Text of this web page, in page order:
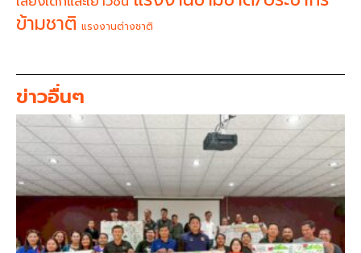
ข้ามชาติ แรงงานต่างชาติ
ข่าวอื่นๆ